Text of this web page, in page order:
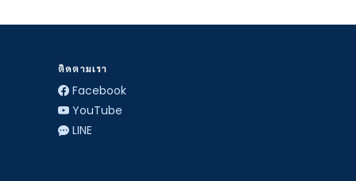
ติดตามเรา
Facebook
YouTube
LINE